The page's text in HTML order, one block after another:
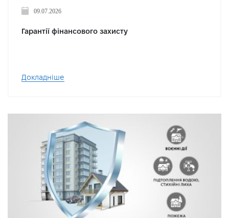
09.07.2026
Гарантії фінансового захисту
Докладніше